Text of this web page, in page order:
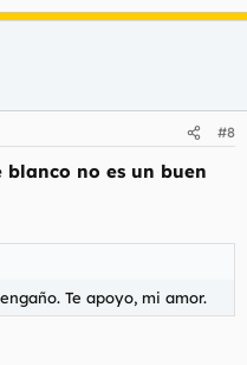
#8
blanco no es un buen
Te apoyo, mi amor.